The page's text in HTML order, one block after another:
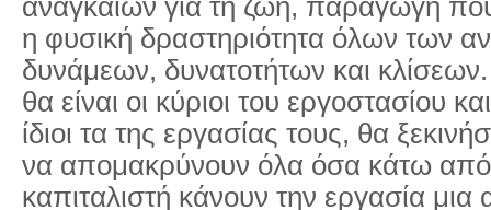
αναγκαίων για τη ζωή, παραγωγή
η φυσική δραστηριότητα όλων των
δυνάμεων, δυνατοτήτων και
θα είναι οι κύριοι του εργοστασίου
ίδιοι τα της εργασίας τους, θα
να απομακρύνουν όλα όσα κάτω από
καπιταλιστή κάνουν την εργασία μια